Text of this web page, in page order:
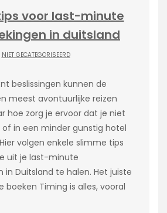
voor last-minute
in duitsland
NIET GECATEGORISEERD
beslissingen kunnen de
meest avontuurlijke reizen
hoe zorg je ervoor dat je niet
in een minder gunstig hotel
volgen enkele slimme tips
uit je last-minute
in Duitsland te halen. Het juiste
Timing is alles, vooral